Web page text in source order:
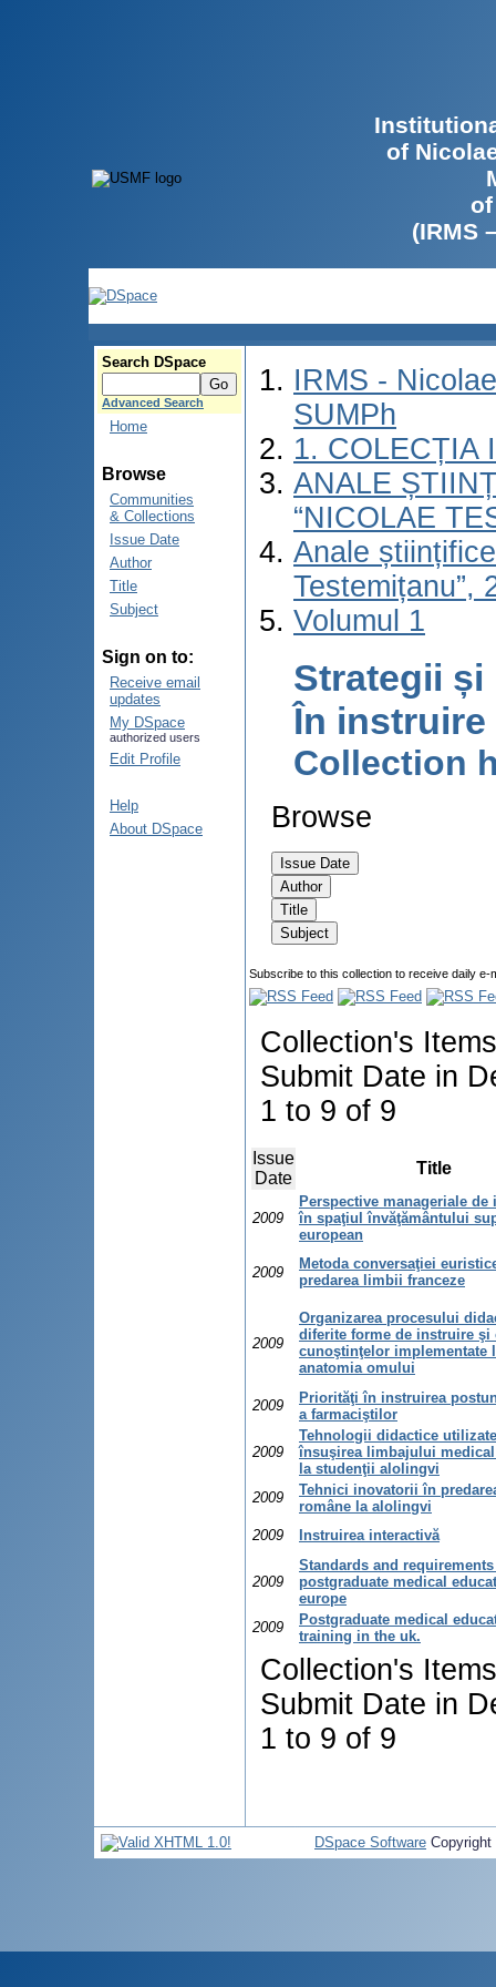
of
(IRMS
Search DSpace
Advanced Search
Home
Browse
Communities
& Collections
Issue Date
Author
Title
Subject
Sign on to:
Receive email
updates
My DSpace
authorized users
Edit Profile
Help
About DSpace
IRMS -
SUMPh
1. COLECȚIA
ANALE
“NICOLAE
Anale
Testemițanu”,
Volumul 1
Strategii
În instruire
Collection
Browse
Subscribe to this collection to receive daily
Collection's
Submit Date in
1 to 9 of 9
Issue
Date
Title
2009
Perspective manageriale de
în spaţiul învăţământului
european
2009
Metoda conversaţiei
predarea limbii franceze
2009
Organizarea procesului
diferite forme de instruire şi
cunoştinţelor implementate
anatomia omului
2009
Priorităţi în instruirea
a farmaciştilor
2009
Tehnologii didactice
însuşirea limbajului
la studenţii alolingvi
2009
Tehnici inovatorii în
române la alolingvi
2009
Instruirea interactivă
2009
Standards and
postgraduate medical
europe
2009
Postgraduate medical
training in the uk.
Collection's
Submit Date in
1 to 9 of 9
DSpace Software